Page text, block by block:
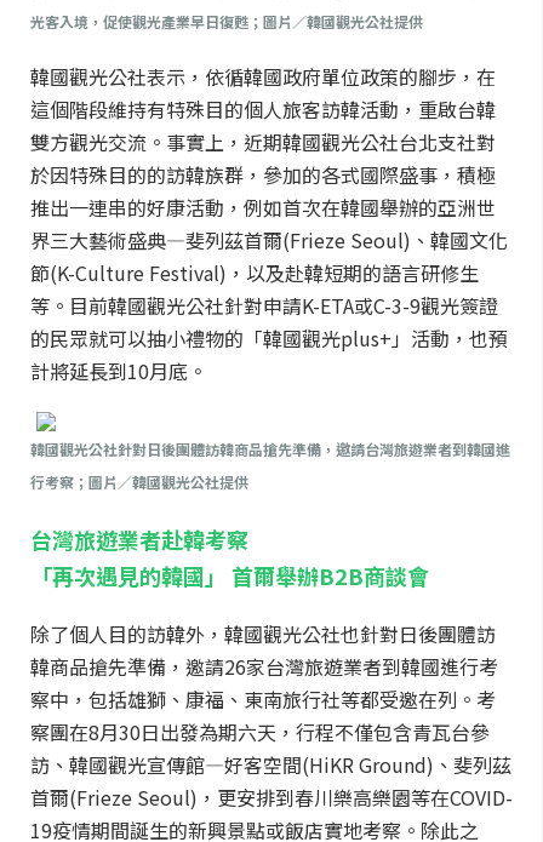
光客入境，促使觀光產業早日復甦；圖片／韓國觀光公社提供
韓國觀光公社表示，依循韓國政府單位政策的腳步，在
這個階段維持有特殊目的個人旅客訪韓活動，重啟台韓
雙方觀光交流。事實上，近期韓國觀光公社台北支社對
於因特殊目的的訪韓族群，參加的各式國際盛事，積極
推出一連串的好康活動，例如首次在韓國舉辦的亞洲世
界三大藝術盛典—斐列茲首爾(Frieze Seoul)、韓國文化
節(K-Culture Festival)，以及赴韓短期的語言研修生
等。目前韓國觀光公社針對申請K-ETA或C-3-9觀光簽證
的民眾就可以抽小禮物的「韓國觀光plus+」活動，也預
計將延長到10月底。
韓國觀光公社針對日後團體訪韓商品搶先準備，邀請台灣旅遊業者到韓國進
行考察；圖片／韓國觀光公社提供
台灣旅遊業者赴韓考察
「再次遇見的韓國」 首爾舉辦B2B商談會
除了個人目的訪韓外，韓國觀光公社也針對日後團體訪
韓商品搶先準備，邀請26家台灣旅遊業者到韓國進行考
察中，包括雄獅、康福、東南旅行社等都受邀在列。考
察團在8月30日出發為期六天，行程不僅包含青瓦台參
訪、韓國觀光宣傳館—好客空間(HiKR Ground)、斐列茲
首爾(Frieze Seoul)，更安排到春川樂高樂園等在COVID-
19疫情期間誕生的新興景點或飯店實地考察。除此之